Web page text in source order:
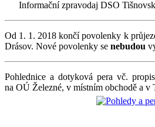
Informační zpravodaj DSO
Od 1. 1. 2018 končí povolenky k
Drásov. Nové povolenky se nebudou
Pohlednice a dotyková pera vč.
na OÚ Železné, v místním obchodě a v